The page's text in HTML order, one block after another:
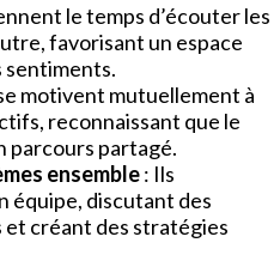
le temps d’écouter les
favorisant un espace
sentiments.
motivent mutuellement à
reconnaissant que le
parcours partagé.
ensemble: Ils
équipe, discutant des
créant des stratégies